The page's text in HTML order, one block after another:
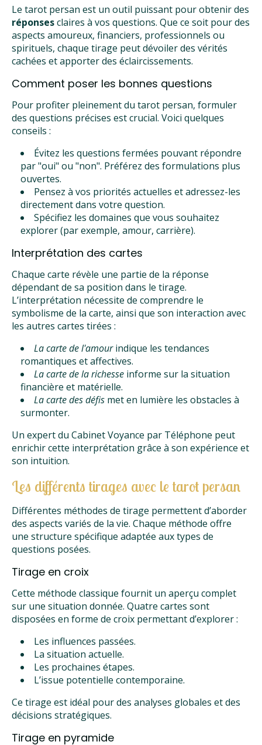
Le tarot persan est un outil puissant pour obtenir des
réponsesclaires à vos questions. Que ce soit pour des
aspects amoureux, financiers, professionnels ou
spirituels, chaque tirage peut dévoiler des vérités
cachées et apporter des éclaircissements.
Comment poser les bonnes questions
Pour profiter pleinement du tarot persan, formuler
des questions précises est crucial. Voici quelques
conseils :
Évitez les questions fermées pouvant répondre
par "oui" ou "non". Préférez des formulations plus
ouvertes.
Pensez à vos priorités actuelles et adressez-les
directement dans votre question.
Spécifiez les domaines que vous souhaitez
explorer (par exemple, amour, carrière).
Interprétation des cartes
Chaque carte révèle une partie de la réponse
dépendant de sa position dans le tirage.
L’interprétation nécessite de comprendre le
symbolisme de la carte, ainsi que son interaction avec
les autres cartes tirées :
La carte de l'amourindique les tendances
romantiques et affectives.
La carte de la richesse informe sur la situation
financière et matérielle.
La carte des défis met en lumière les obstacles à
surmonter.
Un expert du Cabinet Voyance par Téléphone peut
enrichir cette interprétation grâce à son expérience et
son intuition.
Les différents tirages avec le tarot persan
Différentes méthodes de tirage permettent d’aborder
des aspects variés de la vie. Chaque méthode offre
une structure spécifique adaptée aux types de
questions posées.
Tirage en croix
Cette méthode classique fournit un aperçu complet
sur une situation donnée. Quatre cartes sont
disposées en forme de croix permettant d’explorer :
Les influences passées.
La situation actuelle.
Les prochaines étapes.
L’issue potentielle contemporaine.
Ce tirage est idéal pour des analyses globales et des
décisions stratégiques.
Tirage en pyramide